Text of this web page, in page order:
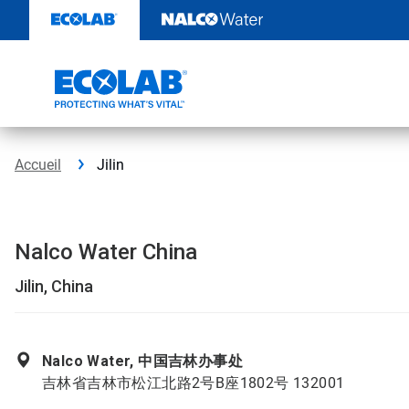
contenu
Accueil Jilin
Nalco Water China
Jilin, China
Nalco Water, 中国吉林办事处
吉林省吉林市松江北路2号B座1802号 132001